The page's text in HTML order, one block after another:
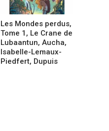
Les Mondes perdus,
Tome 1, Le Crane de
Lubaantun, Aucha,
Isabelle-Lemaux-
Piedfert, Dupuis